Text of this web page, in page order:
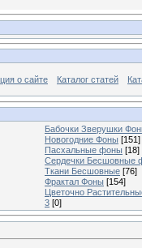
о сайте Каталог статей
Бабочки Зверушки
Новогодние Фоны [151]
Пасхальные фоны [18]
Сердечки Бесшовные
Ткани Бесшовные [76]
Фрактал Фоны [154]
Цветочно
3 [0]